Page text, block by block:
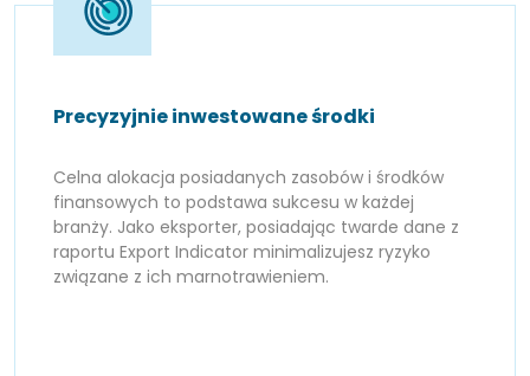
Precyzyjnie inwestowane środki
Celna alokacja posiadanych zasobów i środków
finansowych to podstawa sukcesu w każdej
branży. Jako eksporter, posiadając twarde dane z
raportu Export Indicator minimalizujesz ryzyko
związane z ich marnotrawieniem.